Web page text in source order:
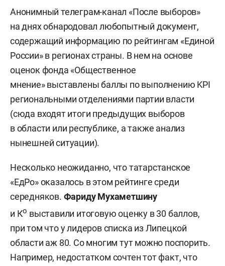
Анонимный телеграм-канал «После выборов»
на днях обнародовал любопытный документ,
содержащий информацию по рейтингам «Единой
России» в регионах страны. В нем на основе
оценок фонда «Общественное
мнение» выставлены баллы по выполнению KPI
региональными отделениями партии власти
(сюда входят итоги предыдущих выборов
в области или республике, а также анализ
нынешней ситуации).
Несколько неожиданно, что татарстанское
«ЕдРо» оказалось в этом рейтинге среди
середняков. Фариду Мухаметшину
и Ко выставили итоговую оценку в 30 баллов,
при том что у лидеров списка из Липецкой
области аж 80. Со многим тут можно поспорить.
Например, недостатком сочтен тот факт, что